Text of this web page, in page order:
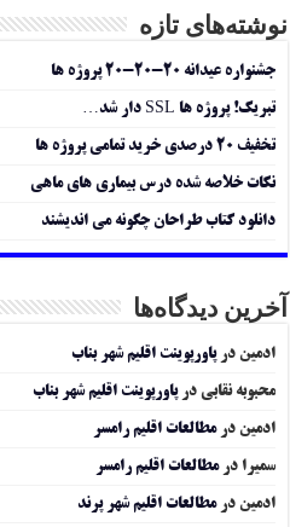
نوشته‌های تازه
جشنواره عیدانه ۲۰-۲۰-۲۰ پروژه ها
تبریک! پروژه ها SSL دار شد…
تخفیف ۲۰ درصدی خرید تمامی پروژه ها
نکات خلاصه شده درس بیماری های ماهی
دانلود کتاب طراحان چگونه می اندیشند
آخرین دیدگاه‌ها
ادمین درپاورپوینت اقلیم شهر بناب
محبوبه نقابی درپاورپوینت اقلیم شهر بناب
ادمین درمطالعات اقلیم رامسر
سمیرا درمطالعات اقلیم رامسر
ادمین درمطالعات اقلیم شهر پرند